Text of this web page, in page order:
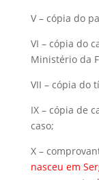
V – cópia do
VI – cópia do
Ministério da
VII – cópia do
IX – cópia de
caso;
X –
nasceu em